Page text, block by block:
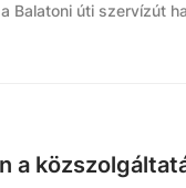
Balatoni úti szervízút
a